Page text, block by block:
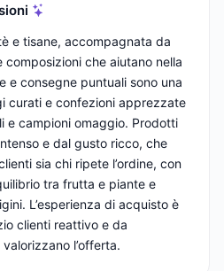
e tisane, accompagnata da
che aiutano nella
e consegne puntuali sono una
curati e confezioni apprezzate
e campioni omaggio. Prodotti
e dal gusto ricco, che
sia chi ripete l’ordine, con
tra frutta e piante e
L’esperienza di acquisto è
clienti reattivo e da
l’offerta.